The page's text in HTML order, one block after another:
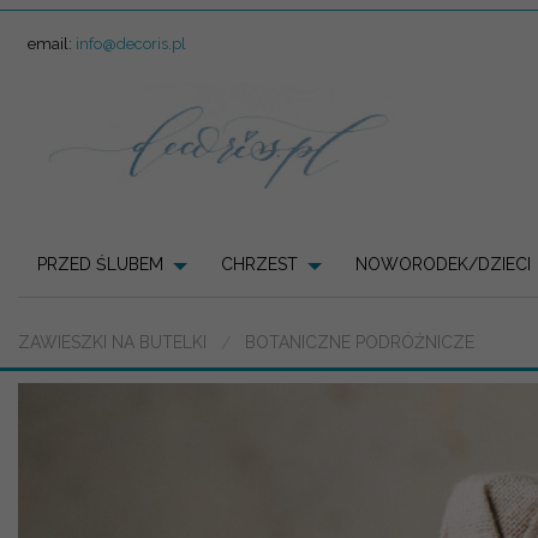
email: info@decoris.pl
PRZED ŚLUBEM CHRZEST NOWORODEK/DZIECI
ZAWIESZKI NA BUTELKI BOTANICZNE PODRÓŻNICZE